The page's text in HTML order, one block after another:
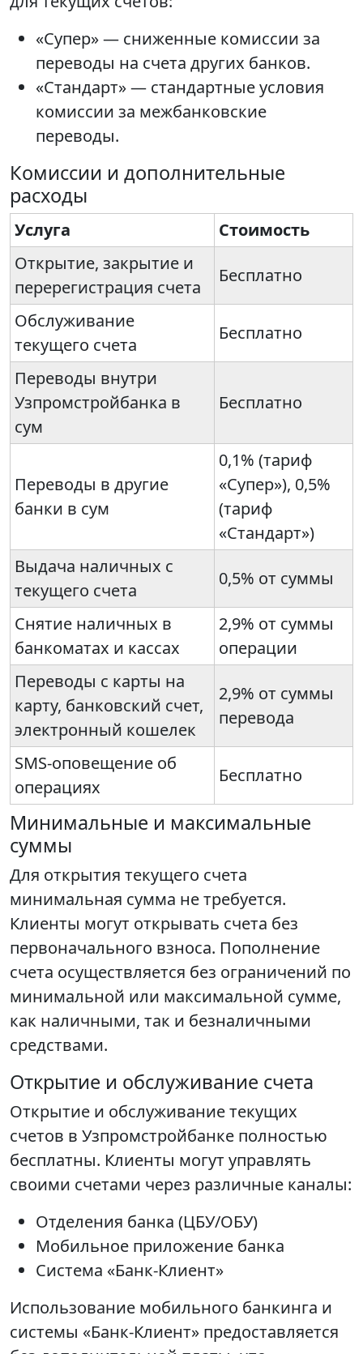
«Супер» — сниженные комиссии за
переводы на счета других банков.
«Стандарт» — стандартные условия
комиссии за межбанковские
переводы.
Комиссии и дополнительные
расходы
Услуга
Стоимость
Открытие, закрытие и
перерегистрация счета
Бесплатно
Обслуживание
текущего счета
Бесплатно
Переводы внутри
Узпромстройбанка в
сум
Бесплатно
Переводы в другие
банки в сум
0,1% (тариф
«Супер»), 0,5%
(тариф
«Стандарт»)
Выдача наличных с
текущего счета
0,5% от суммы
Снятие наличных в
банкоматах и кассах
2,9% от суммы
операции
Переводы с карты на
карту, банковский счет,
электронный кошелек
2,9% от суммы
перевода
SMS-оповещение об
операциях
Бесплатно
Минимальные и максимальные
суммы
Для открытия текущего счета
минимальная сумма не требуется.
Клиенты могут открывать счета без
первоначального взноса. Пополнение
счета осуществляется без ограничений по
минимальной или максимальной сумме,
как наличными, так и безналичными
средствами.
Открытие и обслуживание счета
Открытие и обслуживание текущих
счетов в Узпромстройбанке полностью
бесплатны. Клиенты могут управлять
своими счетами через различные каналы:
Отделения банка (ЦБУ/ОБУ)
Мобильное приложение банка
Система «Банк-Клиент»
Использование мобильного банкинга и
системы «Банк-Клиент» предоставляется